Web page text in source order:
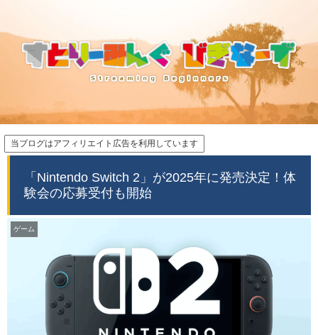
当ブログはアフィリエイト広告を利用しています
「Nintendo Switch 2」が2025年に発売決定！体
験会の応募受付も開始
ゲーム